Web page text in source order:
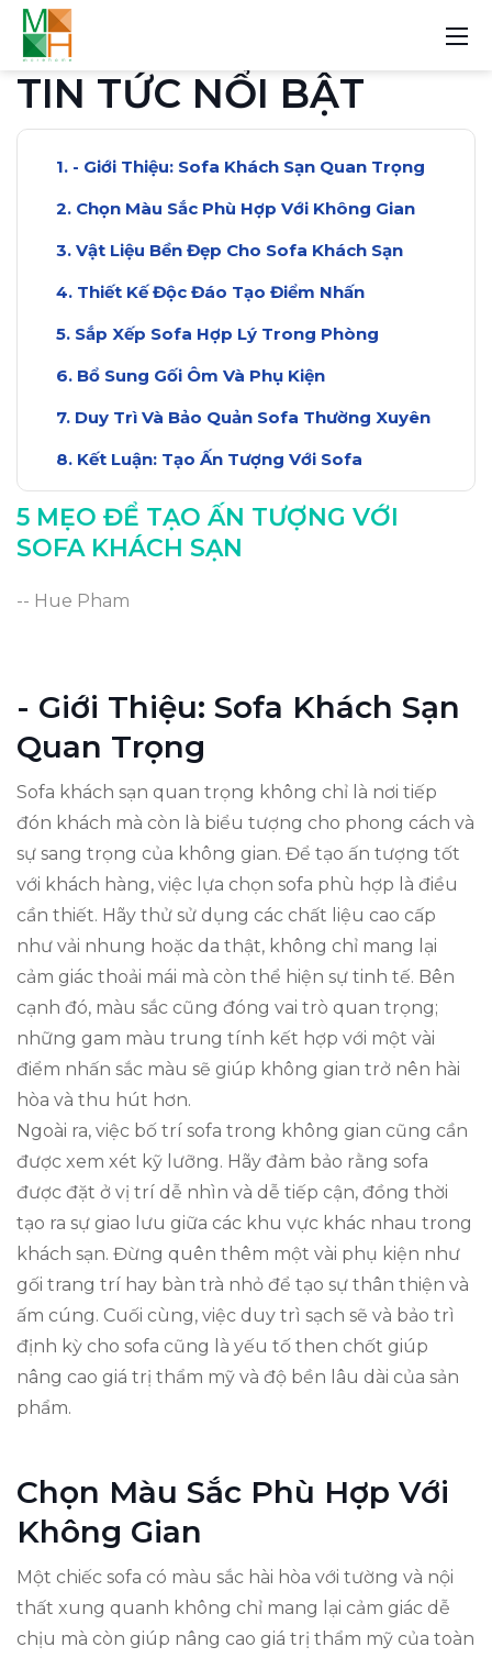
TIN TỨC NỔI BẬT
- Giới Thiệu: Sofa Khách Sạn Quan Trọng
Chọn Màu Sắc Phù Hợp Với Không Gian
Vật Liệu Bền Đẹp Cho Sofa Khách Sạn
Thiết Kế Độc Đáo Tạo Điểm Nhấn
Sắp Xếp Sofa Hợp Lý Trong Phòng
Bổ Sung Gối Ôm Và Phụ Kiện
Duy Trì Và Bảo Quản Sofa Thường Xuyên
Kết Luận: Tạo Ấn Tượng Với Sofa
5 MẸO ĐỂ TẠO ẤN TƯỢNG VỚI
SOFA KHÁCH SẠN
-- Hue Pham
- Giới Thiệu: Sofa Khách Sạn
Quan Trọng
Sofa khách sạn quan trọng không chỉ là nơi tiếp
đón khách mà còn là biểu tượng cho phong cách và
sự sang trọng của không gian. Để tạo ấn tượng tốt
với khách hàng, việc lựa chọn sofa phù hợp là điều
cần thiết. Hãy thử sử dụng các chất liệu cao cấp
như vải nhung hoặc da thật, không chỉ mang lại
cảm giác thoải mái mà còn thể hiện sự tinh tế. Bên
cạnh đó, màu sắc cũng đóng vai trò quan trọng;
những gam màu trung tính kết hợp với một vài
điểm nhấn sắc màu sẽ giúp không gian trở nên hài
hòa và thu hút hơn.
Ngoài ra, việc bố trí sofa trong không gian cũng cần
được xem xét kỹ lưỡng. Hãy đảm bảo rằng sofa
được đặt ở vị trí dễ nhìn và dễ tiếp cận, đồng thời
tạo ra sự giao lưu giữa các khu vực khác nhau trong
khách sạn. Đừng quên thêm một vài phụ kiện như
gối trang trí hay bàn trà nhỏ để tạo sự thân thiện và
ấm cúng. Cuối cùng, việc duy trì sạch sẽ và bảo trì
định kỳ cho sofa cũng là yếu tố then chốt giúp
nâng cao giá trị thẩm mỹ và độ bền lâu dài của sản
phẩm.
Chọn Màu Sắc Phù Hợp Với
Không Gian
Một chiếc sofa có màu sắc hài hòa với tường và nội
thất xung quanh không chỉ mang lại cảm giác dễ
chịu mà còn giúp nâng cao giá trị thẩm mỹ của toàn